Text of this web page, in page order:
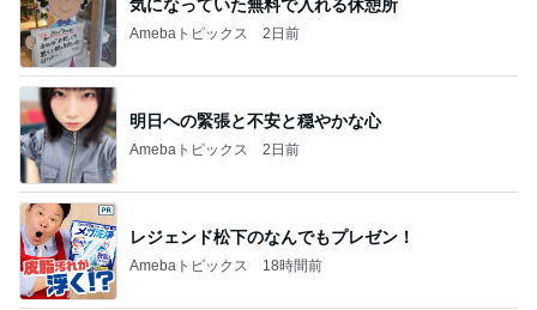
気になっていた無料で入れる休憩所
Amebaトピックス 2日前
明日への緊張と不安と穏やかな心
Amebaトピックス 2日前
レジェンド松下のなんでもプレゼン！
Amebaトピックス 18時間前